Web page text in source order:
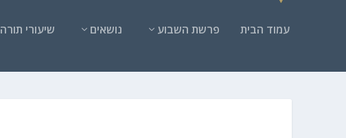
עמוד הבית פרשת השבוע נושאים שיעורי תורה